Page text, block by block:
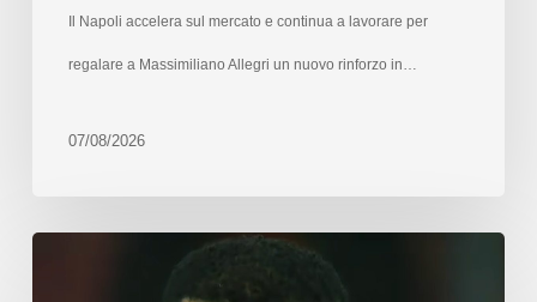
Il Napoli accelera sul mercato e continua a lavorare per
regalare a Massimiliano Allegri un nuovo rinforzo in…
07/08/2026